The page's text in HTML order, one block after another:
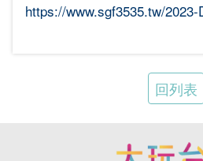
https://www.sgf3535.tw/
回列表